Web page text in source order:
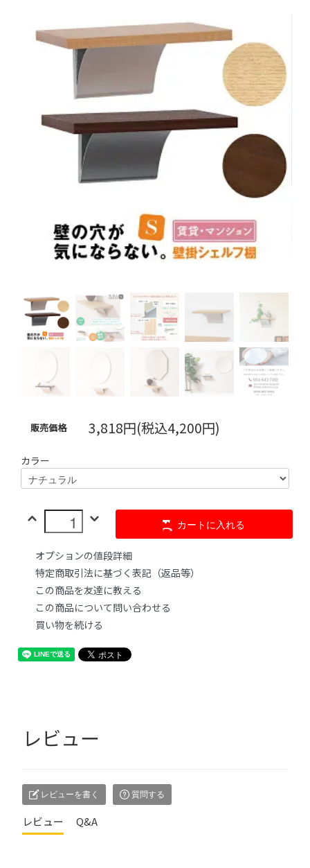
販売価格 3,818円(税込4,200円)
カラー
カートに入れる
オプションの値段詳細
特定商取引法に基づく表記（返品等）
この商品を友達に教える
この商品について問い合わせる
買い物を続ける
レビュー
レビューを書く 質問する
レビュー Q&A